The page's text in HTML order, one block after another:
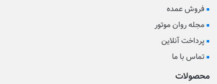
فروش عمده
مجله روان موتور
پرداخت آنلاین
تماس با ما
محصولات